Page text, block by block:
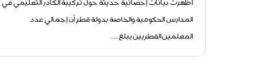
المدارس الحكومية والخاصة بدولة قطر أن إجمالي عدد
المعلمين القطريين يبلغ......